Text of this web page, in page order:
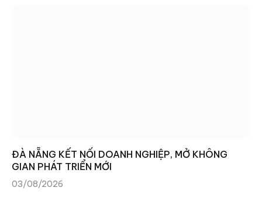
ĐÀ NẴNG KẾT NỐI DOANH NGHIỆP, MỞ KHÔNG
GIAN PHÁT TRIỂN MỚI
03/08/2026